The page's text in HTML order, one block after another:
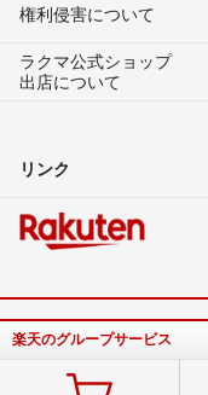
権利侵害について
ラクマ公式ショップ
出店について
リンク
楽天のグループサービス